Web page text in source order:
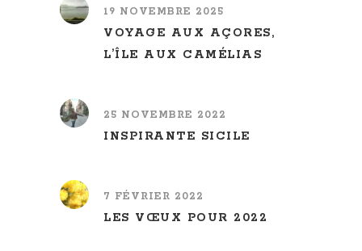
19 NOVEMBRE 2025
VOYAGE AUX AÇORES,
L’ÎLE AUX CAMÉLIAS
25 NOVEMBRE 2022
INSPIRANTE SICILE
7 FÉVRIER 2022
LES VŒUX POUR 2022